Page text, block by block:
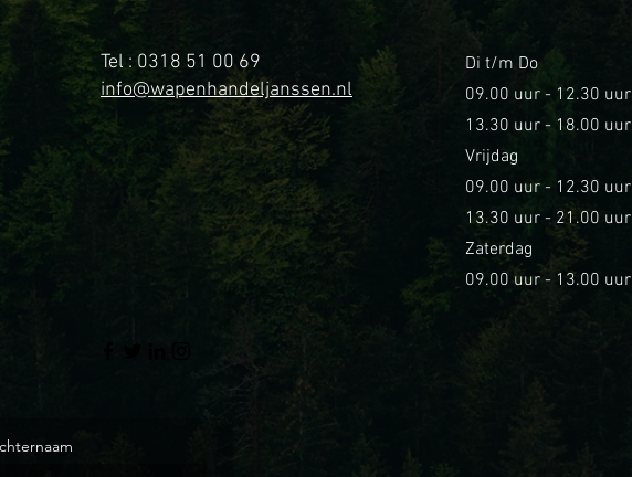
Tel : 0318 51 00 69
info@wapenhandeljanssen.nl
Di t/m Do
09.00 uur - 12.30 uur
13.30 uur - 18.00 uur
Vrijdag
09.00 uur - 12.30 uur
13.30 uur - 21.00 uur
Zaterdag
09.00 uur - 13.00 uur